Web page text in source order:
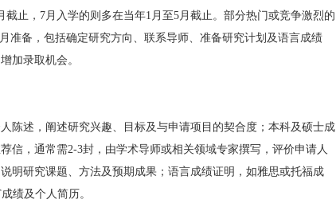
截止，7月入学的则多在当年1月至5月截止。部分热门或竞争激烈的
准备，包括确定研究方向、联系导师、准备研究计划及语言成绩
加录取机会。
陈述，阐述研究兴趣、目标及与申请项目的契合度；本科及硕士成
信，通常需2-3封，由学术导师或相关领域专家撰写，评价申请人
明研究课题、方法及预期成果；语言成绩证明，如雅思或托福成
绩及个人简历。